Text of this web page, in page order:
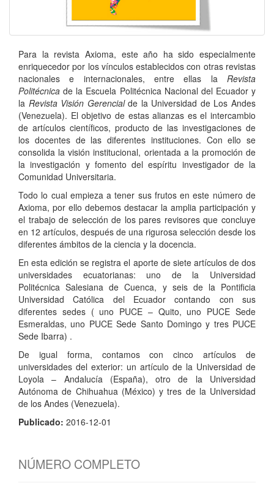
Para la revista Axioma, este año ha sido especialmente
enriquecedor por los vínculos estableci­dos con otras revistas
nacionales e internacionales, entre ellas la Revista
Politécnicade la Escuela Politécnica Nacional del Ecuador y
la Revista Visión Gerencialde la Universidad de Los Andes
(Venezuela). El objetivo de estas alianzas es el intercambio
de artículos científicos, producto de las investigaciones de
los docentes de las diferentes instituciones. Con ello se
consolida la visión institucional, orientada a la promoción de
la investigación y fomento del espíritu investigador de la
Comunidad Universitaria.
Todo lo cual empieza a tener sus frutos en este número de
Axioma, por ello debemos destacar la amplia participación y
el trabajo de selección de los pares revisores que concluye
en 12 artículos, después de una rigurosa selección desde los
diferentes ámbitos de la ciencia y la docencia.
En esta edición se registra el aporte de siete artículos de dos
universidades ecuatorianas: uno de la Universidad
Politécnica Salesiana de Cuenca, y seis de la Pontificia
Universidad Católica del Ecuador contando con sus
diferentes sedes ( uno PUCE – Quito, uno PUCE Sede
Esmeraldas, uno PUCE Sede Santo Domingo y tres PUCE
Sede Ibarra) .
De igual forma, contamos con cinco artículos de
universidades del exterior: un artículo de la Univer­sidad de
Loyola – Andalucía (España), otro de la Universidad
Autónoma de Chihuahua (México) y tres de la Universidad
de los Andes (Venezuela).
Publicado: 2016-12-01
NÚMERO COMPLETO